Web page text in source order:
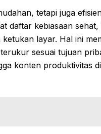
tetapi juga
daftar kebiasaan
layar. Hal ini
sesuai tujuan
konten produktivitas